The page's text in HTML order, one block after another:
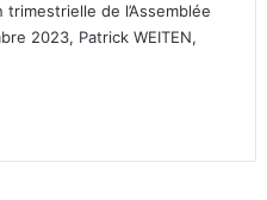
trimestrielle de l’Assemblée
2023, Patrick WEITEN,